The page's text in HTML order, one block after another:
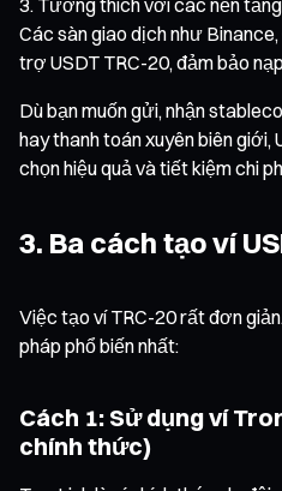
Các sàn giao dịch như
trợ USDT TRC-20, đảm bảo
Dù bạn muốn gửi, nhận
hay thanh toán xuyên biên giới,
chọn hiệu quả và tiết kiệm chi
3. Ba cách tạo ví
Việc tạo ví TRC-20 rất đơn
pháp phổ biến nhất:
Cách 1: Sử dụng ví
chính thức)